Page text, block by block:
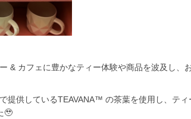
& カフェに豊かなティー体験や商品を波及し、
提供しているTEAVANA™ の茶葉を使用し、テ
🥹